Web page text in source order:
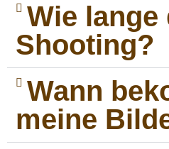
Wie lange
Shooting?
Wann
meine